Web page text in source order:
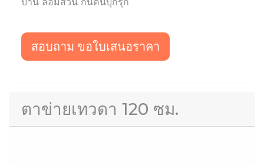
สอบถาม ขอใบเสนอราคา
ตาข่ายเทวดา 120 ซม.